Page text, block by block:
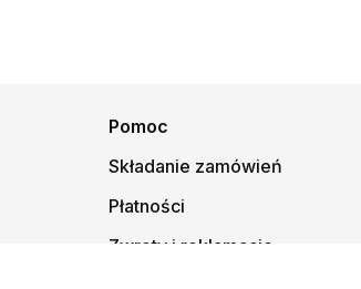
Pomoc
Składanie zamówień
Płatności
Zwroty i reklamacje